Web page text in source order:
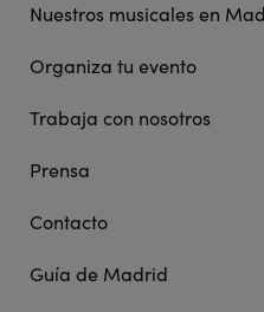
Nuestros musicales en
Organiza tu evento
Trabaja con nosotros
Prensa
Contacto
Guía de Madrid